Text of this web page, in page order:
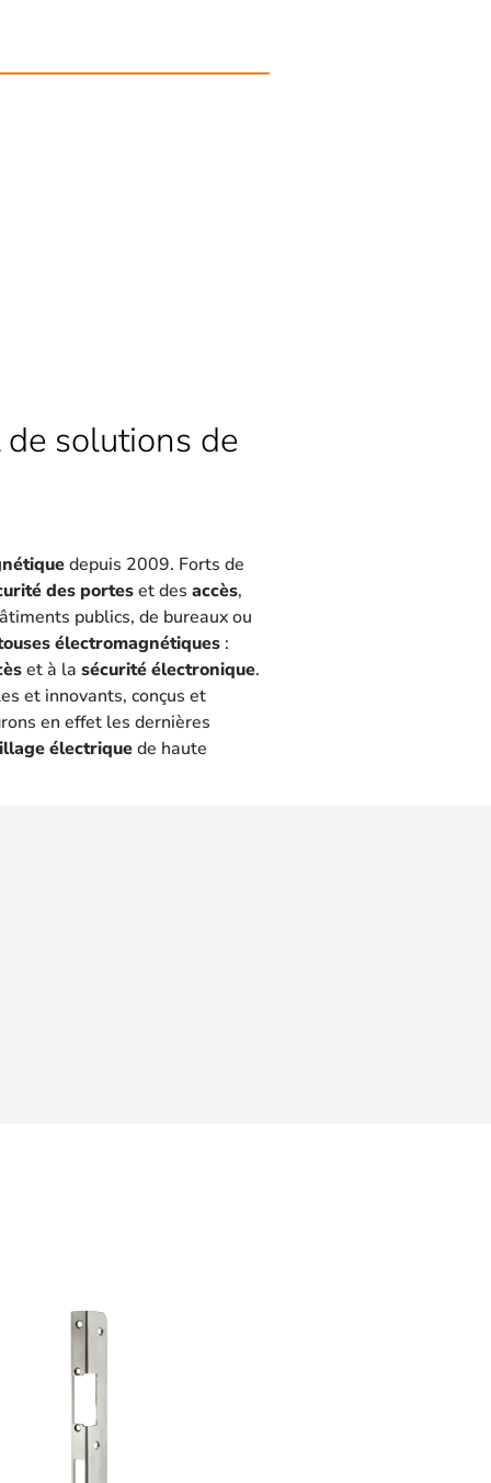
solutions de
depuis 2009. Forts de
des porteset des accès,
publics, de bureaux ou
électromagnétiques :
et à la sécurité électronique.
et innovants, conçus et
en effet les dernières
électriquede haute